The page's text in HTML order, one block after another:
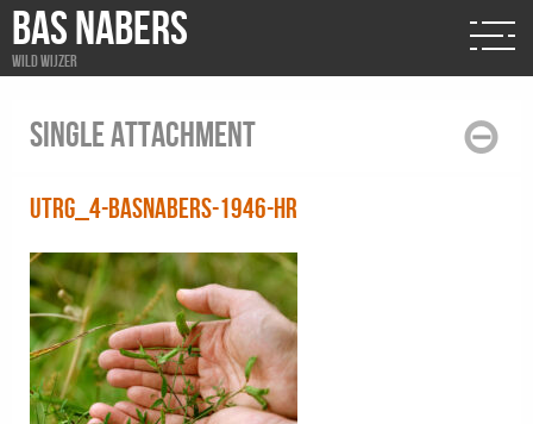
BAS NABERS
Wild wijzer
Single attachment
UTRG_4-BasNabers-1946-HR